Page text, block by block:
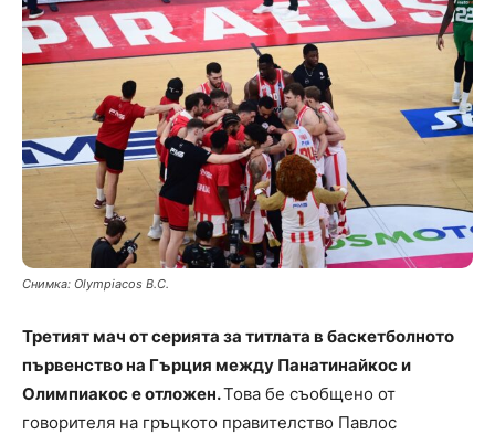
Снимка: Olympiacos B.C.
Третият мач от серията за титлата в баскетболното
първенство на Гърция между Панатинайкос и
Олимпиакос е отложен.Това бе съобщено от
говорителя на гръцкото правителство Павлос